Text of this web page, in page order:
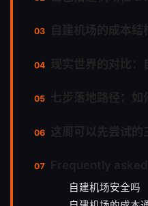
自建机场安全吗